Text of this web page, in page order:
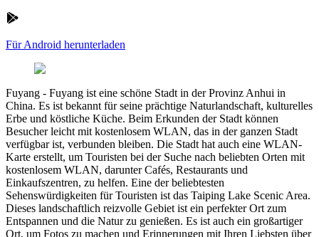
Für Android herunterladen
Fuyang - Fuyang ist eine schöne Stadt in der Provinz Anhui in
China. Es ist bekannt für seine prächtige Naturlandschaft, kulturelles
Erbe und köstliche Küche. Beim Erkunden der Stadt können
Besucher leicht mit kostenlosem WLAN, das in der ganzen Stadt
verfügbar ist, verbunden bleiben. Die Stadt hat auch eine WLAN-
Karte erstellt, um Touristen bei der Suche nach beliebten Orten mit
kostenlosem WLAN, darunter Cafés, Restaurants und
Einkaufszentren, zu helfen. Eine der beliebtesten
Sehenswürdigkeiten für Touristen ist das Taiping Lake Scenic Area.
Dieses landschaftlich reizvolle Gebiet ist ein perfekter Ort zum
Entspannen und die Natur zu genießen. Es ist auch ein großartiger
Ort, um Fotos zu machen und Erinnerungen mit Ihren Liebsten über